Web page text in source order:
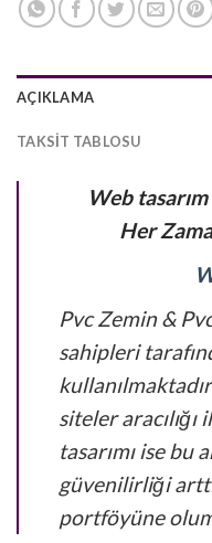
AÇIKLAMA
TAKSIT TABLOSU
Web
Her
Pvc Zemin &
sahipleri
siteler
tasarımı ise bu
güvenilirliği
portföyüne